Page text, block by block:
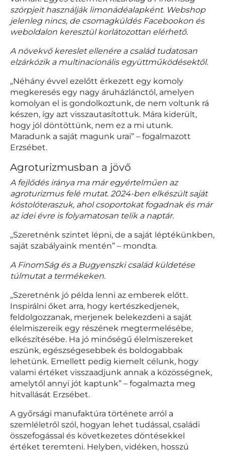
szörpjeit használják limonádéalapként. Webshop
jelenleg nincs, de csomagküldés Facebookon és
weboldalon keresztül korlátozottan elérhető.
A növekvő kereslet ellenére a család tudatosan
elzárkózik a multinacionális együttműködésektől.
„Néhány évvel ezelőtt érkezett egy komoly
megkeresés egy nagy áruházlánctól, amelyen
komolyan el is gondolkoztunk, de nem voltunk rá
készen, így azt visszautasítottuk. Mára kiderült,
hogy jól döntöttünk, nem ez a mi utunk.
Maradunk a saját magunk urai” – fogalmazott
Erzsébet.
Agroturizmusban a jövő
A fejlődés iránya ma már egyértelműen az
agroturizmus felé mutat. 2024-ben elkészült saját
kóstolóteraszuk, ahol csoportokat fogadnak és már
az idei évre is folyamatosan telik a naptár.
„Szeretnénk szintet lépni, de a saját léptékünkben,
saját szabályaink mentén” – mondta.
A FinomSág és a Bugyenszki család küldetése
túlmutat a termékeken.
„Szeretnénk jó példa lenni az emberek előtt.
Inspirálni őket arra, hogy kertészkedjenek,
feldolgozzanak, merjenek belekezdeni a saját
élelmiszereik egy részének megtermelésébe,
elkészítésébe. Ha jó minőségű élelmiszereket
eszünk, egészségesebbek és boldogabbak
lehetünk. Emellett pedig kiemelt célunk, hogy
valami értéket visszaadjunk annak a közösségnek,
amelytől annyi jót kaptunk” – fogalmazta meg
hitvallását Erzsébet.
A győrsági manufaktúra története arról a
szemléletről szól, hogyan lehet tudással, családi
összefogással és következetes döntésekkel
értéket teremteni. Helyben, vidéken, hosszú